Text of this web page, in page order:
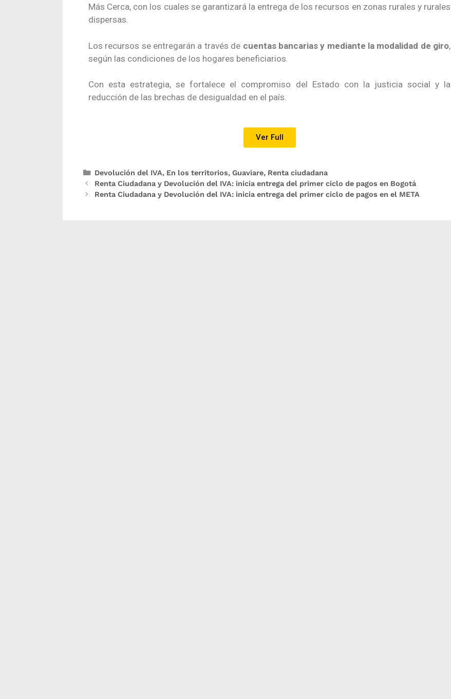
Más Cerca, con los cuales se garantizará la entrega de los recursos en zonas rurales y rurales
dispersas.
Los recursos se entregarán a través de cuentas bancarias y mediante la modalidad de giro,
según las condiciones de los hogares beneficiarios.
Con esta estrategia, se fortalece el compromiso del Estado con la justicia social y la
reducción de las brechas de desigualdad en el país.
Ver Full
Devolución del IVA, En los territorios, Guaviare, Renta ciudadana
Renta Ciudadana y Devolución del IVA: inicia entrega del primer ciclo de pagos en Bogotá
Renta Ciudadana y Devolución del IVA: inicia entrega del primer ciclo de pagos en el META